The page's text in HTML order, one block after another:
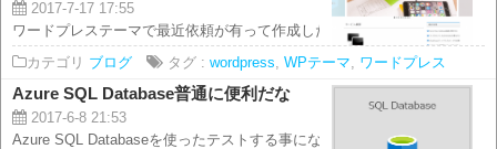
2017-7-17 17:55
ワードプレステーマで最近依頼が有って作成したタイプを汎用的にしたバ
カテゴリ ブログ タグ : wordpress, WPテーマ, ワードプレス
Azure SQL Database普通に便利だな
2017-6-8 21:53
Azure SQL Databaseを使ったテストする事になったのですが、 これ...